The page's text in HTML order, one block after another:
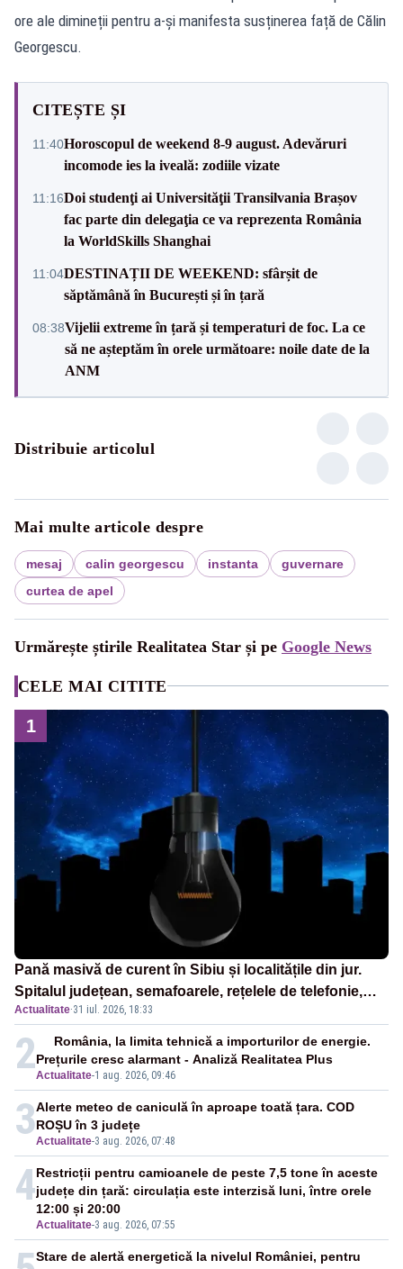
ore ale dimineții pentru a-și manifesta susținerea față de Călin
Georgescu.
CITEȘTE ȘI
11:40Horoscopul de weekend 8-9 august. Adevăruri
incomode ies la iveală: zodiile vizate
11:16Doi studenţi ai Universităţii Transilvania Brașov
fac parte din delegaţia ce va reprezenta România
la WorldSkills Shanghai
11:04DESTINAȚII DE WEEKEND: sfârșit de
săptămână în București și în țară
08:38Vijelii extreme în țară și temperaturi de foc. La ce
să ne așteptăm în orele următoare: noile date de la
ANM
Distribuie articolul
Mai multe articole despre
mesaj calin georgescu instanta
guvernare
curtea de apel
Urmărește știrile Realitatea Star și pe Google News
CELE MAI CITITE
1
Pană masivă de curent în Sibiu și localitățile din jur.
Spitalul județean, semafoarele, rețelele de telefonie,
grav afectate
Actualitate·31 iul. 2026, 18:33
2Actualitate-1 aug. 2026, 09:46
România, la limita tehnică a importurilor de energie.
Prețurile cresc alarmant - Analiză Realitatea Plus
3Actualitate-3 aug. 2026, 07:48
Alerte meteo de caniculă în aproape toată țara. COD
ROȘU în 3 județe
4
Actualitate-3 aug. 2026, 07:55
Restricții pentru camioanele de peste 7,5 tone în aceste
județe din țară: circulația este interzisă luni, între orele
12:00 și 20:00
Stare de alertă energetică la nivelul României, pentru